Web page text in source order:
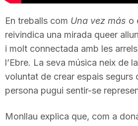
r
a
En treballs com Una vez más o
reivindica una mirada queer
i molt connectada amb les
l’Ebre. La seva música neix de
voluntat de crear espais segurs
persona pugui sentir-se
Monllau explica que, com a